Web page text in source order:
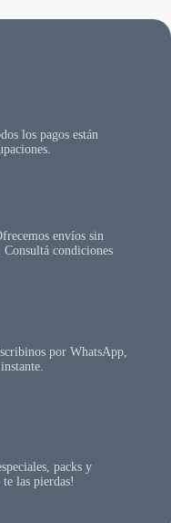
los pagos están
envíos sin
condiciones
por WhatsApp,
packs y
las pierdas!